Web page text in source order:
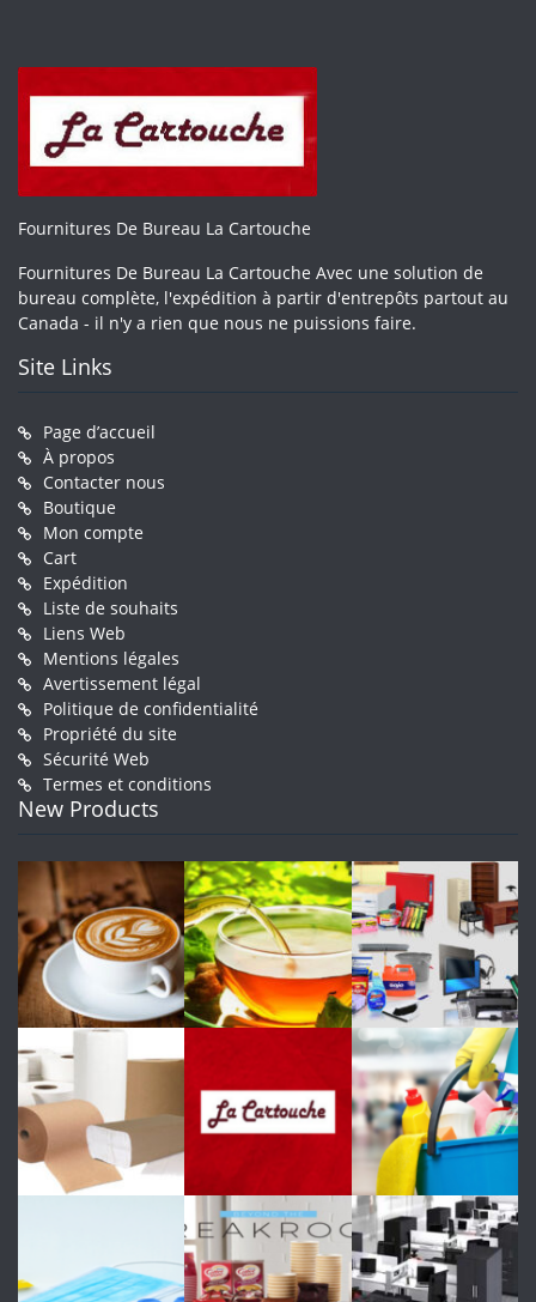
Fournitures De Bureau La Cartouche
Fournitures De Bureau La Cartouche Avec une solution de
bureau complète, l'expédition à partir d'entrepôts partout au
Canada - il n'y a rien que nous ne puissions faire.
Site Links
Page d’accueil
À propos
Contacter nous
Boutique
Mon compte
Cart
Expédition
Liste de souhaits
Liens Web
Mentions légales
Avertissement légal
Politique de confidentialité
Propriété du site
Sécurité Web
Termes et conditions
New Products